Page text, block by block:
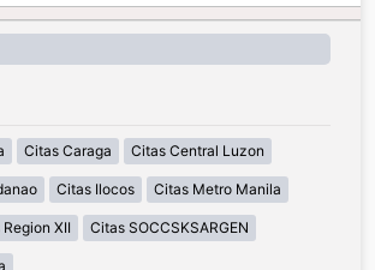
Citas Caraga Citas Central Luzon
Citas Ilocos Citas Metro Manila
XII Citas SOCCSKSARGEN